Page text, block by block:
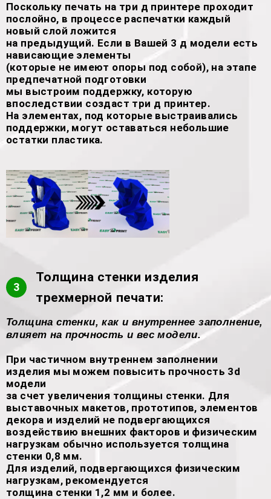
Поскольку печать на три д принтере проходит
послойно, в процессе распечатки каждый
новый слой ложится
на предыдущий. Если в Вашей 3 д модели есть
нависающие элементы
(которые не имеют опоры под собой), на этапе
предпечатной подготовки
мы выстроим поддержку, которую
впоследствии создаст три д принтер.
На элементах, под которые выстраивались
поддержки, могут оставаться небольшие
остатки пластика.
3
Толщина стенки изделия
трехмерной печати:
Толщина стенки, как и внутреннее заполнение,
влияет на прочность и вес модели.
При частичном внутреннем заполнении
изделия мы можем повысить прочность 3d
модели
за счет увеличения толщины стенки. Для
выставочных макетов, прототипов, элементов
декора и изделий не подвергающихся
воздействию внешних факторов и физическим
нагрузкам обычно используется толщина
стенки 0,8 мм.
Для изделий, подвергающихся физическим
нагрузкам, рекомендуется
толщина стенки 1,2 мм и более.